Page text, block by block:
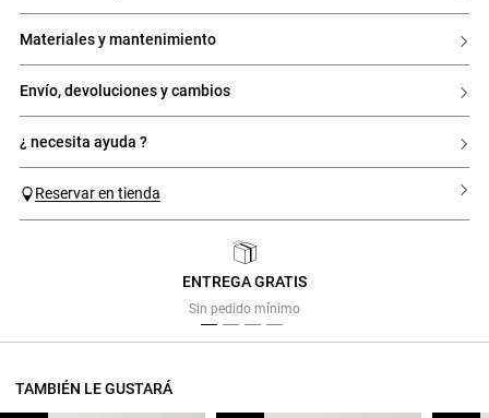
materiales y mantenimiento
envío, devoluciones y cambios
¿ necesita ayuda ?
Reservar en tienda
ENTREGA GRATIS
Sin pedido mínimo
TAMBIÉN LE GUSTARÁ